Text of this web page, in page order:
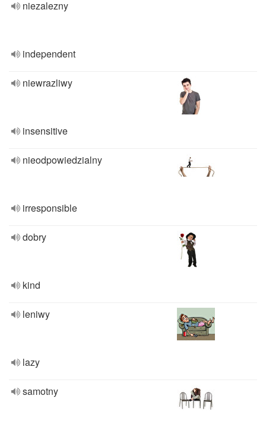
niezalezny
independent
niewrazliwy
insensitive
nieodpowiedzialny
irresponsible
dobry
kind
leniwy
lazy
samotny